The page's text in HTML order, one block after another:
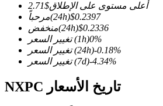
العقود الآجلة للعملات المشفرة
TradFi
الأجنبية والمعادن الثمينة والسلع
أعلى مستوى على الإطلاق$
2.71
مرحباً
(24h)$0.2397
منخفض
(24h)$0.2336
تغيير السعر
(1h)0%
تغيير السعر
(24h)-0.18%
تغيير السعر
(7d)-4.34%
NXPC تاريخ الأسعار